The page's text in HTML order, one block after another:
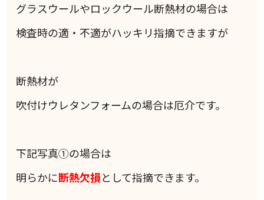
グラスウールやロックウール断熱材の場合は
検査時の適・不適がハッキリ指摘できますが
断熱材が
吹付けウレタンフォームの場合は厄介です。
下記写真①の場合は
明らかに断熱欠損として指摘できます。